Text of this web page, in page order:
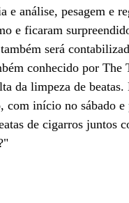
e análise, pesagem e
e ficaram
será
conhecido por The
da limpeza de
início no sábado
de cigarros juntos